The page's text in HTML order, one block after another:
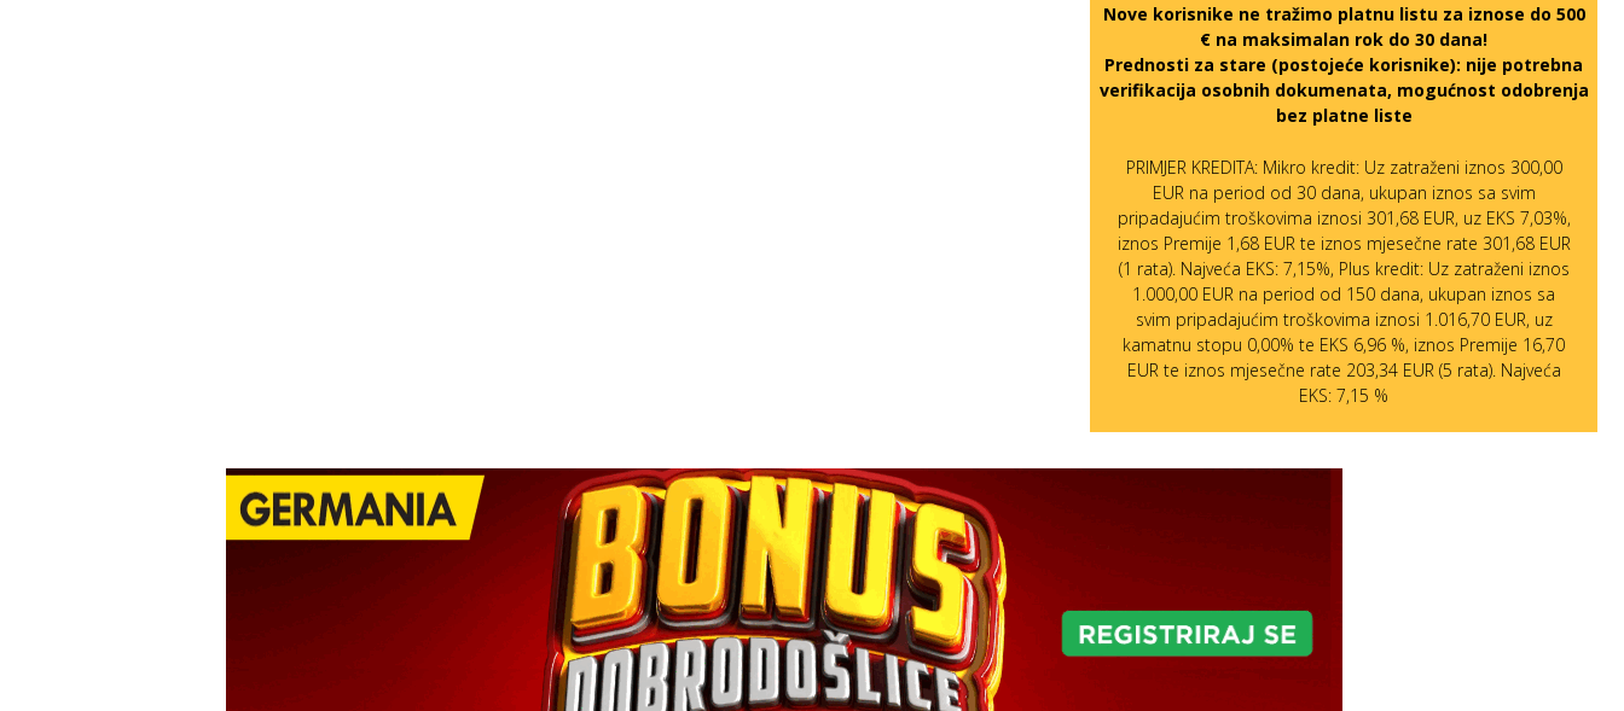
Nove korisnike ne tražimo platnu listu za iznose do 500
€ na maksimalan rok do 30 dana!
Prednosti za stare (postojeće korisnike): nije potrebna
verifikacija osobnih dokumenata, mogućnost odobrenja
bez platne liste
PRIMJER KREDITA: Mikro kredit: Uz zatraženi iznos 300,00
EUR na period od 30 dana, ukupan iznos sa svim
pripadajućim troškovima iznosi 301,68 EUR, uz EKS 7,03%,
iznos Premije 1,68 EUR te iznos mjesečne rate 301,68 EUR
(1 rata). Najveća EKS: 7,15%, Plus kredit: Uz zatraženi iznos
1.000,00 EUR na period od 150 dana, ukupan iznos sa
svim pripadajućim troškovima iznosi 1.016,70 EUR, uz
kamatnu stopu 0,00% te EKS 6,96 %, iznos Premije 16,70
EUR te iznos mjesečne rate 203,34 EUR (5 rata). Najveća
EKS: 7,15 %